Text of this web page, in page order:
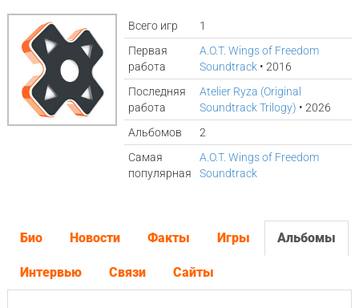
Всего игр
1
Первая
работа
A.O.T. Wings of Freedom
Soundtrack • 2016
Последняя
работа
Atelier Ryza (Original
Soundtrack Trilogy) • 2026
Альбомов
2
Самая
популярная
A.O.T. Wings of Freedom
Soundtrack
Био Новости Факты Игры Альбомы
Интервью Связи Сайты